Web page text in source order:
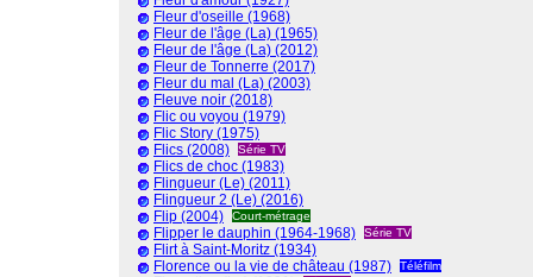
Fleur d'oseille (1968)
Fleur de l'âge (La) (1965)
Fleur de l'âge (La) (2012)
Fleur de Tonnerre (2017)
Fleur du mal (La) (2003)
Fleuve noir (2018)
Flic ou voyou (1979)
Flic Story (1975)
Flics (2008)
Série TV
Flics de choc (1983)
Flingueur (Le) (2011)
Flingueur 2 (Le) (2016)
Flip (2004)
Court-métrage
Flipper le dauphin (1964-1968) Série TV
Flirt à Saint-Moritz (1934)
Florence ou la vie de château (1987)
Téléfilm